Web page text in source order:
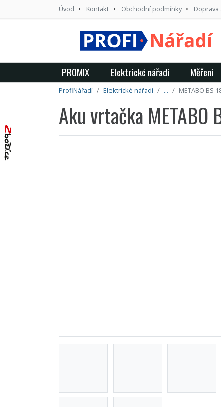
Úvod Kontakt Obchodní podmínky Doprava
PROMIX Elektrické nářadí Měření
ProfiNářadí Elektrické nářadí ... METABO BS
Aku vrtačka